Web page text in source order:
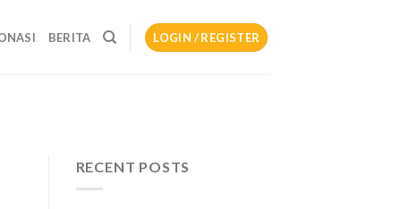
BERITA LOGIN / REGISTER
RECENT POSTS